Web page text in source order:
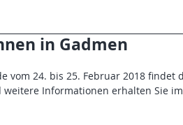
in Gadmen
vom 24. bis 25. Februar 2018 findet
weitere Informationen erhalten Sie